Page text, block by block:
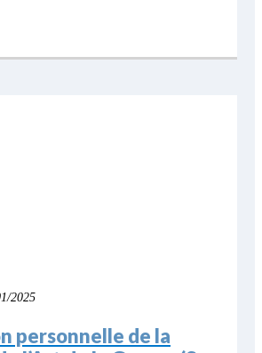
2025
personnelle de la